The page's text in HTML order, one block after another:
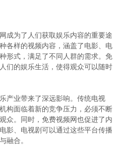
成为了人们获取娱乐内容的重要途
各样的视频内容，涵盖了电影、电
形式，满足了不同人群的需求。免
们的娱乐生活，使得观众可以随时
产业带来了深远影响。传统电视
构面临着新的竞争压力，必须不断
众。同时，免费视频网也促进了内
影、电视剧可以通过这些平台传播
融合。